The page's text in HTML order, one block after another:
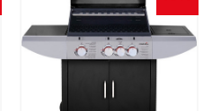
במועדפים